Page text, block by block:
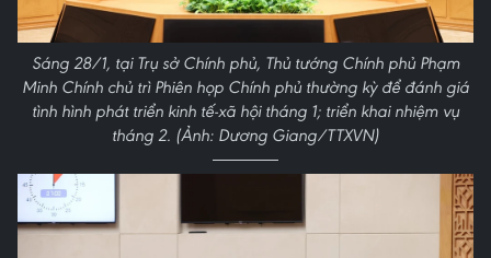
Sáng 28/1, tại Trụ sở Chính phủ, Thủ tướng Chính phủ Phạm
Minh Chính chủ trì Phiên họp Chính phủ thường kỳ để đánh giá
tình hình phát triển kinh tế-xã hội tháng 1; triển khai nhiệm vụ
tháng 2. (Ảnh: Dương Giang/TTXVN)